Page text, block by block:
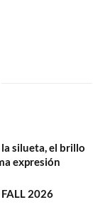
silueta, el brillo
expresión
2026